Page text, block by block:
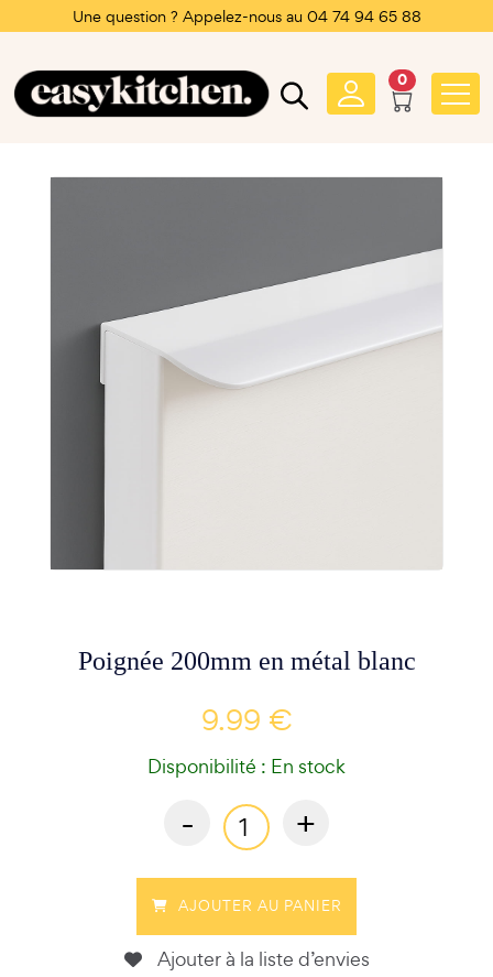
Une question ? Appelez-nous au 04 74 94 65 88
0
Poignée 200mm en métal blanc
9.99 €
Disponibilité : En stock
- +
AJOUTER AU PANIER
Ajouter à la liste d’envies